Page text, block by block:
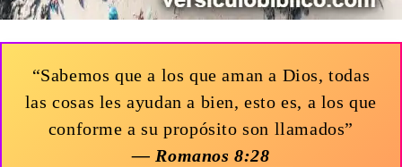
“Sabemos que a los que aman a Dios, todas
las cosas les ayudan a bien, esto es, a los que
conforme a su propósito son llamados”
— Romanos 8:28